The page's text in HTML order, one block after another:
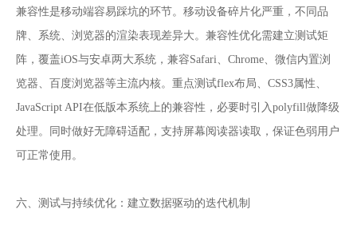
兼容性是移动端容易踩坑的环节。移动设备碎片化严重，不同品
牌、系统、浏览器的渲染表现差异大。兼容性优化需建立测试矩
阵，覆盖iOS与安卓两大系统，兼容Safari、Chrome、微信内置浏
览器、百度浏览器等主流内核。重点测试flex布局、CSS3属性、
JavaScript API在低版本系统上的兼容性，必要时引入polyfill做降级
处理。同时做好无障碍适配，支持屏幕阅读器读取，保证色弱用户
可正常使用。
六、测试与持续优化：建立数据驱动的迭代机制